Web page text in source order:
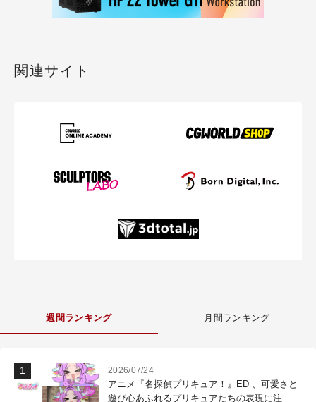
関連サイト
週間ランキング 月間ランキング
2026/07/24
アニメ『名探偵プリキュア！』ED 、可愛さと
遊び心あふれるプリキュアたちの表現に注